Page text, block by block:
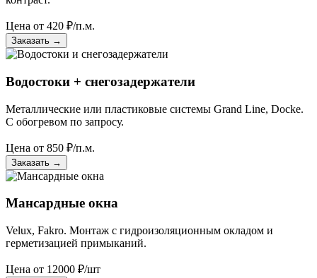
Цена от 420 ₽/п.м.
Заказать →
Водостоки + снегозадержатели
Металлические или пластиковые системы Grand Line, Docke.
С обогревом по запросу.
Цена от 850 ₽/п.м.
Заказать →
Мансардные окна
Velux, Fakro. Монтаж с гидроизоляционным окладом и
герметизацией примыканий.
Цена от 12000 ₽/шт